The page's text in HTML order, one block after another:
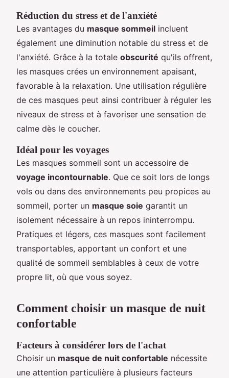
Réduction du stress et de l'anxiété
Les avantages du masque sommeil incluent
également une diminution notable du stress et de
l'anxiété. Grâce à la totale obscurité qu'ils offrent,
les masques crées un environnement apaisant,
favorable à la relaxation. Une utilisation régulière
de ces masques peut ainsi contribuer à réguler les
niveaux de stress et à favoriser une sensation de
calme dès le coucher.
Idéal pour les voyages
Les masques sommeil sont un accessoire de
voyage incontournable. Que ce soit lors de longs
vols ou dans des environnements peu propices au
sommeil, porter un masque soie garantit un
isolement nécessaire à un repos ininterrompu.
Pratiques et légers, ces masques sont facilement
transportables, apportant un confort et une
qualité de sommeil semblables à ceux de votre
propre lit, où que vous soyez.
Comment choisir un masque de nuit
confortable
Facteurs à considérer lors de l'achat
Choisir un masque de nuit confortable nécessite
une attention particulière à plusieurs facteurs